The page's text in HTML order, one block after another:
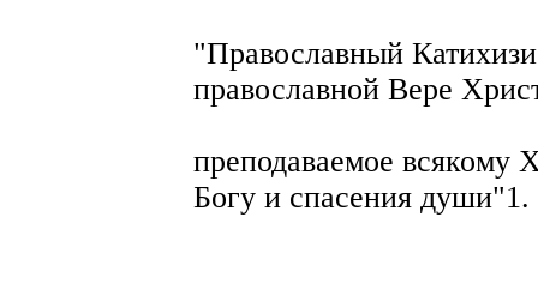
"Православный
православной Вере
преподаваемое всякому
Богу и спасения души"1.